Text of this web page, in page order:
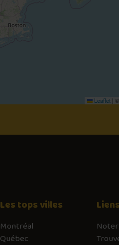
Leaflet |
Les tops villes
Montréal
Québec